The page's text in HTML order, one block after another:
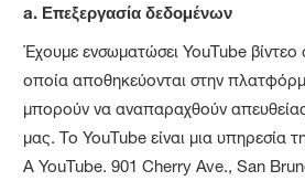
a. Επεξεργασία δεδομένων
Έχουμε ενσωματώσει YouTube βίντεο
οποία αποθηκεύονται στην
μπορούν να αναπαραχθούν
μας. Το YouTube είναι μια υπηρεσία
A YouTube. 901 Cherry Ave., San